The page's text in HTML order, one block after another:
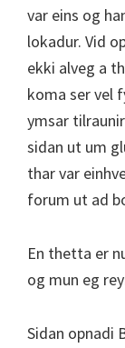
var eins og
lokadur. Vid
ekki alveg a
koma ser vel
ymsar
sidan ut um
thar var
forum ut ad
En thetta er
og mun eg
Sidan opnadi